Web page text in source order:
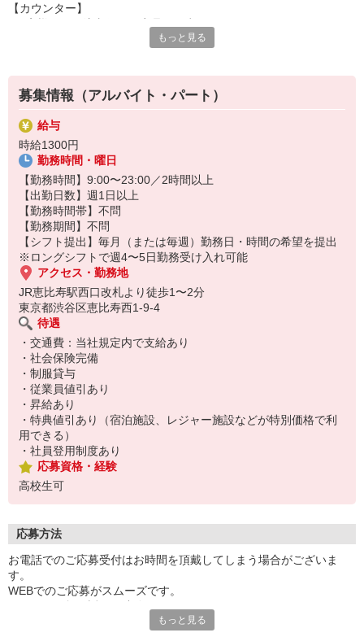
＜ 融通の利くシフトがポイント ＞
シフトは予定が立てやすいとスタッフからも評判！
学業と両立できる、理想のシフトで活躍くださいね。
＜ 髪型・髪色自由 ＞
飲食店としての常識的な範囲内で、自分色を出せますよ。
【カウンター】
【キッチン】 ※対面や接客はなし！
■チキンの調理
こだわりの詰まったKFCのチキンをつくるお仕事です。
ひとつひとつ丁寧に粉をまぶして揚げる作業をお任せします。
カンタンな作業なので初めての方もスグに覚えられますし、
作業については丁寧に教えるから心配はいりません
もっと見る
募集情報（アルバイト・パート）
給与
時給1300円
勤務時間・曜日
【勤務時間】9:00〜23:00／2時間以上
【出勤日数】週1日以上
【勤務時間帯】不問
【勤務期間】不問
【シフト提出】毎月（または毎週）勤務日・時間の希望を提出
※ロングシフトで週4〜5日勤務受け入れ可能
アクセス・勤務地
JR恵比寿駅西口改札より徒歩1〜2分
東京都渋谷区恵比寿西1-9-4
待遇
・交通費：当社規定内で支給あり
・社会保険完備
・制服貸与
・従業員値引あり
・昇給あり
・特典値引あり（宿泊施設、レジャー施設などが特別価格で利
用できる）
・社員登用制度あり
応募資格・経験
高校生可
応募方法
お電話でのご応募受付はお時間を頂戴してしまう場合がございま
す。
WEBでのご応募がスムーズです。
もっと見る